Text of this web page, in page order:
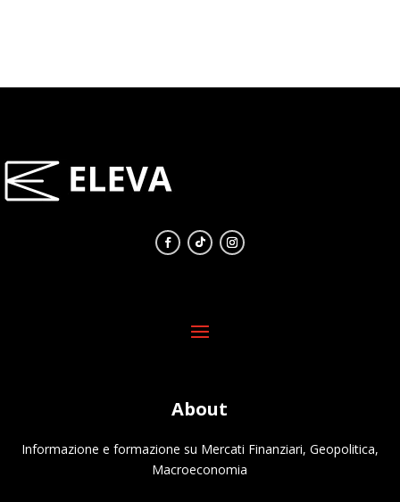
About
Informazione e formazione su Mercati Finanziari, Geopolitica,
Macroeconomia